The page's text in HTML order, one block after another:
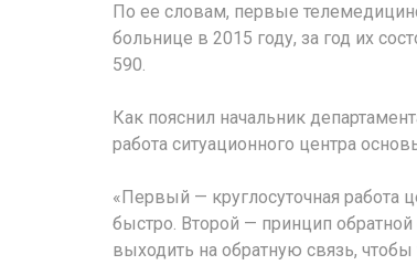
По ее словам, первые
больнице в 2015 году, за год их
590.
Как пояснил начальник
работа ситуационного центра
«Первый — круглосуточная
быстро. Второй — принцип
выходить на обратную связь,